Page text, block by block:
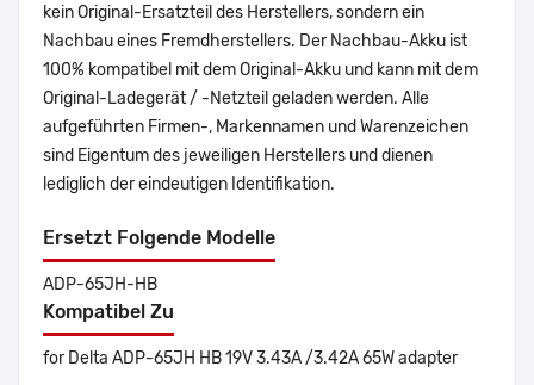
kein Original-Ersatzteil des Herstellers, sondern ein
Nachbau eines Fremdherstellers. Der Nachbau-Akku ist
100% kompatibel mit dem Original-Akku und kann mit dem
Original-Ladegerät / -Netzteil geladen werden. Alle
aufgeführten Firmen-, Markennamen und Warenzeichen
sind Eigentum des jeweiligen Herstellers und dienen
lediglich der eindeutigen Identifikation.
Ersetzt Folgende Modelle
ADP-65JH-HB
Kompatibel Zu
for Delta ADP-65JH HB 19V 3.43A /3.42A 65W adapter